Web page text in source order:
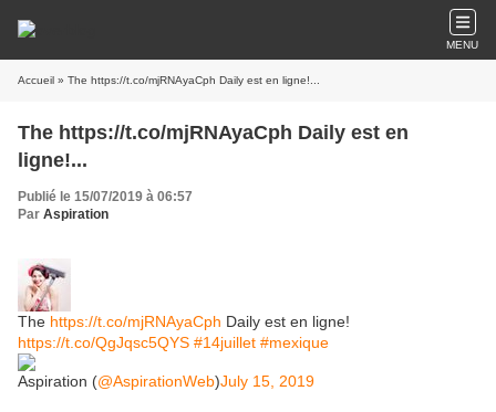
MENU
Accueil » The https://t.co/mjRNAyaCph Daily est en ligne!...
The https://t.co/mjRNAyaCph Daily est en
ligne!...
Publié le 15/07/2019 à 06:57
Par Aspiration
The https://t.co/mjRNAyaCph Daily est en ligne!
https://t.co/QgJqsc5QYS #14juillet #mexique
Aspiration (@AspirationWeb)July 15, 2019